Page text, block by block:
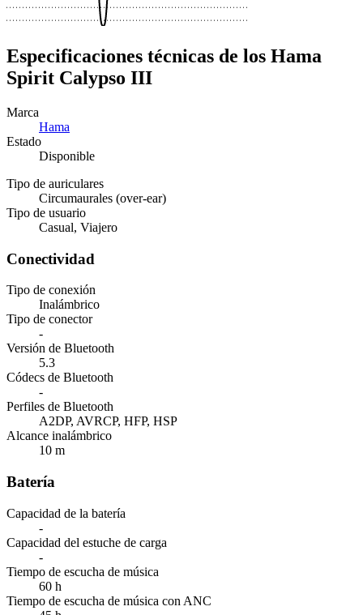
Especificaciones técnicas de los Hama
Spirit Calypso III
Marca
Hama
Estado
Disponible
Tipo de auriculares
Circumaurales (over-ear)
Tipo de usuario
Casual, Viajero
Conectividad
Tipo de conexión
Inalámbrico
Tipo de conector
-
Versión de Bluetooth
5.3
Códecs de Bluetooth
-
Perfiles de Bluetooth
A2DP, AVRCP, HFP, HSP
Alcance inalámbrico
10 m
Batería
Capacidad de la batería
-
Capacidad del estuche de carga
-
Tiempo de escucha de música
60 h
Tiempo de escucha de música con ANC